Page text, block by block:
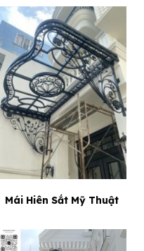
Mái Hiên Sắt Mỹ Thuật